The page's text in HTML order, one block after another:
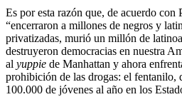
Es por esta razón que, de acuerdo con
“encerraron a millones de negros y
privatizadas, murió un millón de
destruyeron democracias en nuestra
al yuppie de Manhattan y ahora
prohibición de las drogas: el fentanilo,
100.000 de jóvenes al año en los